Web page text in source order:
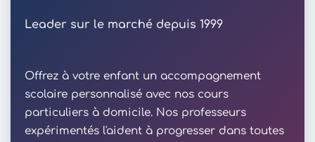
Leader sur le marché depuis 1999
Offrez à votre enfant un accompagnement
scolaire personnalisé avec nos cours
particuliers à domicile. Nos professeurs
expérimentés l'aident à progresser dans toutes